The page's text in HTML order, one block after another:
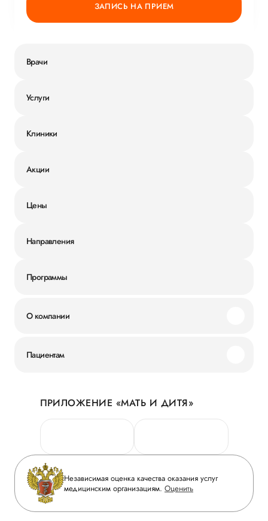
ЗАПИСЬ НА ПРИЕМ
Врачи
Услуги
Клиники
Акции
Цены
Направления
Программы
О компании
Новости
Руководство
Сотрудничество
Инвесторам
Журнал «Мать и дитя»
Вакансии
Пациентам
Личный кабинет
Персональные данные
Горячая линия качества
Вопрос-ответ
Приложение пациента
Статьи
ПРИЛОЖЕНИЕ «МАТЬ И ДИТЯ»
Независимая оценка качества оказания услуг
медицинским организациям. Оценить